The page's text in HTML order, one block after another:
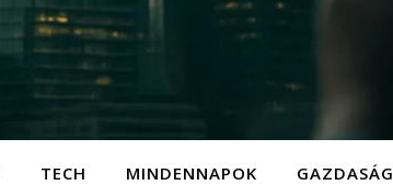
TECH MINDENNAPOK GAZDASÁG